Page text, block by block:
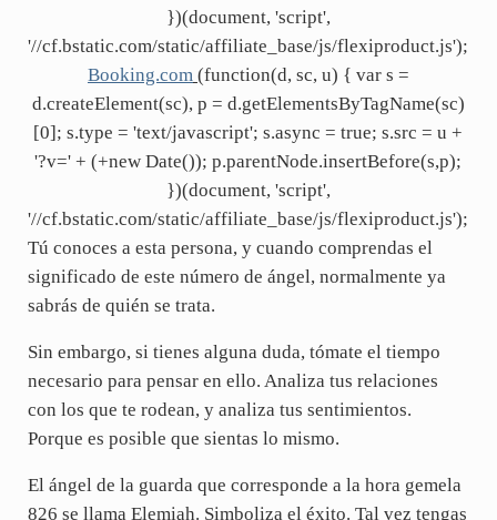
})(document, 'script',
'//cf.bstatic.com/static/affiliate_base/js/flexiproduct.js');
Booking.com (function(d, sc, u) { var s =
d.createElement(sc), p = d.getElementsByTagName(sc)
[0]; s.type = 'text/javascript'; s.async = true; s.src = u +
'?v=' + (+new Date()); p.parentNode.insertBefore(s,p);
})(document, 'script',
'//cf.bstatic.com/static/affiliate_base/js/flexiproduct.js');
Tú conoces a esta persona, y cuando comprendas el
significado de este número de ángel, normalmente ya
sabrás de quién se trata.
Sin embargo, si tienes alguna duda, tómate el tiempo
necesario para pensar en ello. Analiza tus relaciones
con los que te rodean, y analiza tus sentimientos.
Porque es posible que sientas lo mismo.
El ángel de la guarda que corresponde a la hora gemela
826 se llama Elemiah. Simboliza el éxito. Tal vez tengas